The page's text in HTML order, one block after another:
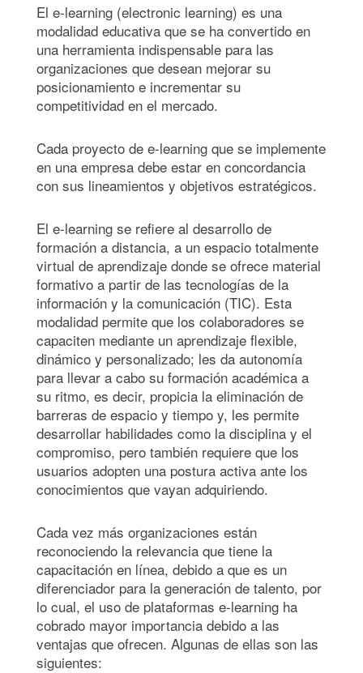
El e-learning (electronic learning) es una
modalidad educativa que se ha convertido en
una herramienta indispensable para las
organizaciones que desean mejorar su
posicionamiento e incrementar su
competitividad en el mercado.
Cada proyecto de e-learning que se implemente
en una empresa debe estar en concordancia
con sus lineamientos y objetivos estratégicos.
El e-learning se refiere al desarrollo de
formación a distancia, a un espacio totalmente
virtual de aprendizaje donde se ofrece material
formativo a partir de las tecnologías de la
información y la comunicación (TIC). Esta
modalidad permite que los colaboradores se
capaciten mediante un aprendizaje flexible,
dinámico y personalizado; les da autonomía
para llevar a cabo su formación académica a
su ritmo, es decir, propicia la eliminación de
barreras de espacio y tiempo y, les permite
desarrollar habilidades como la disciplina y el
compromiso, pero también requiere que los
usuarios adopten una postura activa ante los
conocimientos que vayan adquiriendo.
Cada vez más organizaciones están
reconociendo la relevancia que tiene la
capacitación en línea, debido a que es un
diferenciador para la generación de talento, por
lo cual, el uso de plataformas e-learning ha
cobrado mayor importancia debido a las
ventajas que ofrecen. Algunas de ellas son las
siguientes: